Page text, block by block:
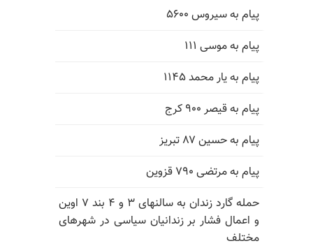
پیام به سیروس ۵۶۰۰
پیام به موسی ۱۱۱
پیام به یار محمد ۱۱۴۵
پیام به قیصر ۹۰۰ کرج
پیام به حسین ۸۷ تبریز
پیام به مرتضی ۷۹۰ قزوین
حمله گارد زندان به سالنهای ۳ و ۴ بند ۷ اوین
و اعمال فشار بر زندانیان سیاسی در شهرهای
مختلف